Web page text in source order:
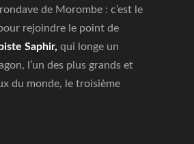
de Morombe : c’est le
rejoindre le point de
Saphir, qui longe un
l’un des plus grands et
du monde, le troisième